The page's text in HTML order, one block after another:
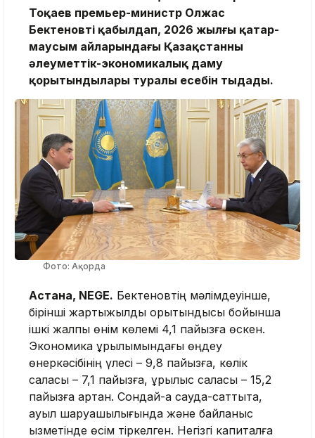
Тоқаев премьер-министр Олжас
Бектеновті қабылдап, 2026 жылғы қаңтар-
маусым айларындағы Қазақстанның
әлеуметтік-экономикалық даму
қорытындылары туралы есебін тыңдады.
Фото: Ақорда
Астана, NEGE. Бектеновтің мәлімдеуінше,
бірінші жартыжылдық қорытындысы бойынша
ішкі жалпы өнім көлемі 4,1 пайызға өскен.
Экономика құрылымындағы өңдеу
өнеркәсібінің үлесі – 9,8 пайызға, көлік
саласы – 7,1 пайызға, құрылыс саласы – 15,2
пайызға артқан. Сондай-ақ сауда-саттықта,
ауыл шаруашылығында және байланыс
қызметінде өсім тіркелген. Негізгі капиталға